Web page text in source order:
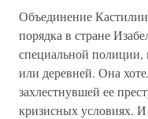
Объединение
порядка в стране
специальной
или деревней. Она
захлестнувшей ее
кризисных условиях.